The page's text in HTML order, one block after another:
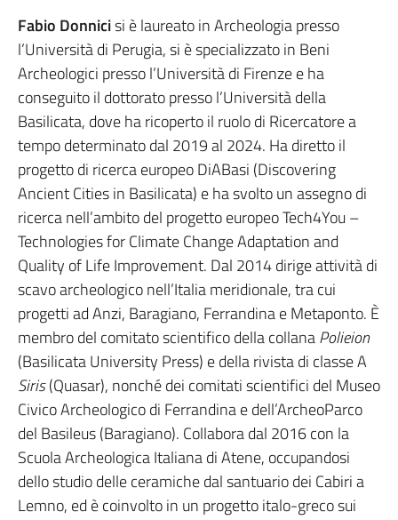
Fabio Donnicisi è laureato in Archeologia presso
l’Università di Perugia, si è specializzato in Beni
Archeologici presso l’Università di Firenze e ha
conseguito il dottorato presso l’Università della
Basilicata, dove ha ricoperto il ruolo di Ricercatore a
tempo determinato dal 2019 al 2024. Ha diretto il
progetto di ricerca europeo DiABasi (Discovering
Ancient Cities in Basilicata) e ha svolto un assegno di
ricerca nell’ambito del progetto europeo Tech4You –
Technologies for Climate Change Adaptation and
Quality of Life Improvement. Dal 2014 dirige attività di
scavo archeologico nell’Italia meridionale, tra cui
progetti ad Anzi, Baragiano, Ferrandina e Metaponto. È
membro del comitato scientifico della collanaPolieion
(Basilicata University Press) e della rivista di classe A
Siris(Quasar), nonché dei comitati scientifici del Museo
Civico Archeologico di Ferrandina e dell’ArcheoParco
del Basileus (Baragiano). Collabora dal 2016 con la
Scuola Archeologica Italiana di Atene, occupandosi
dello studio delle ceramiche dal santuario dei Cabiri a
Lemno, ed è coinvolto in un progetto italo-greco sui